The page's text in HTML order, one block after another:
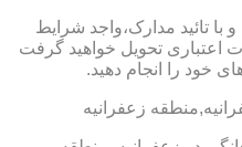
تائید مدارک،واجد شرایط
اعتباری تحویل خواهید گرفت
خود را انجام دهید.
زعفرانیه